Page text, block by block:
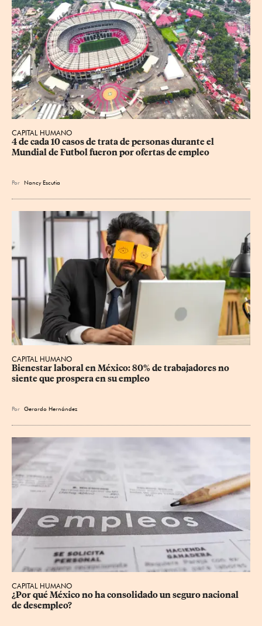
CAPITAL HUMANO
4 de cada 10 casos de trata de personas durante el
Mundial de Futbol fueron por ofertas de empleo
Por Nancy Escutia
CAPITAL HUMANO
Bienestar laboral en México: 80% de trabajadores no
siente que prospera en su empleo
Por Gerardo Hernández
CAPITAL HUMANO
¿Por qué México no ha consolidado un seguro nacional
de desempleo?